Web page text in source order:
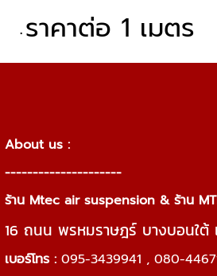
ราคาต่อ 1 เมตร
About us :
---------------------
ร้าน Mtec air suspension & ร้าน
16 ถนน พรหมราษฎร์ บางบอนใต้
เบอร์โทร : 095-3439941 , 080-